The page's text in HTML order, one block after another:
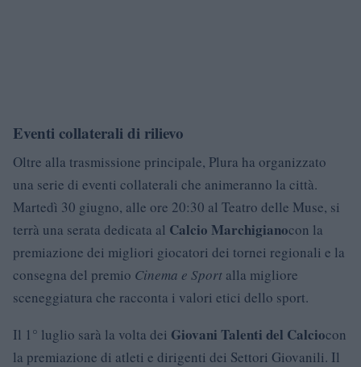
Eventi collaterali di rilievo
Oltre alla trasmissione principale, Plura ha organizzato
una serie di eventi collaterali che animeranno la città.
Martedì 30 giugno, alle ore 20:30 al Teatro delle Muse, si
terrà una serata dedicata al Calcio Marchigianocon la
premiazione dei migliori giocatori dei tornei regionali e la
consegna del premio Cinema e Sport alla migliore
sceneggiatura che racconta i valori etici dello sport.
Il 1° luglio sarà la volta dei Giovani Talenti del Calciocon
la premiazione di atleti e dirigenti dei Settori Giovanili. Il